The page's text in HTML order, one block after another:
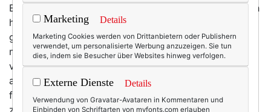
Erholung einen gehörigen Dämpfer gibt. So ist es auch
heute. Gestern noch ganz entspannt in Berlin
gefrühstückt – heute wieder am Schreibtisch, und mit
mir verdrängte, teils überfällige Deadlines, hunderte
von Mails (nein, das ist keine Übertreibung!), Anrufe
auf der Mailbox mit der Bitte um Rückruf. Tatsächlich
fühle ich mich nach acht Stunden Büro schon wieder
ziemlich außer Atem – und ja, reif fürs Wochenende.
Marketing Details
Marketing Cookies werden von Drittanbietern oder Publishern
verwendet, um personalisierte Werbung anzuzeigen. Sie tun
dies, indem sie Besucher über Websites hinweg verfolgen.
Externe Dienste Details
Verwendung von Gravatar-Avataren in Kommentaren und
Einbinden von Schriftarten von myfonts.com erlauben